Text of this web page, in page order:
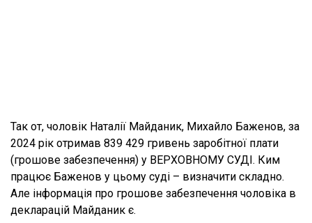
Так от, чоловік Наталії Майданик, Михайло Баженов, за
2024 рік отримав 839 429 гривень заробітної плати
(грошове забезпечення) у ВЕРХОВНОМУ СУДІ. Ким
працює Баженов у цьому суді – визначити складно.
Але інформація про грошове забезпечення чоловіка в
декларацій Майданик є.